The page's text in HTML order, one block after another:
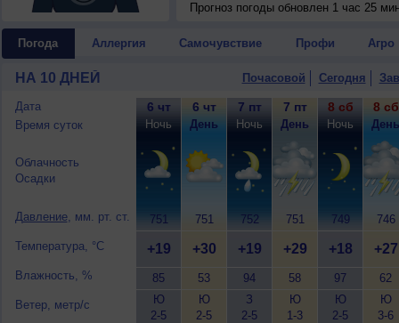
возможна гроза; ночью +17..19°,
слабый.
Прогноз погоды обновлен 1 час 25
Погода Аллергия Самочувствие Профи Агро
НА 10 ДНЕЙ Почасовой Сегодня
Дата
Время суток
Облачность
Осадки
Давление, мм. рт. ст.
Температура, °C
Влажность, %
Ветер, метр/с
6 чт
Ночь
751
+19
85
Ю
2-5
6 чт
День
751
+30
53
Ю
2-5
7 пт
Ночь
752
+19
94
З
2-5
7 пт
День
751
+29
58
Ю
1-3
8 сб
Ночь
749
+18
97
Ю
2-5
8 сб
День
746
+27
62
Ю
3-6